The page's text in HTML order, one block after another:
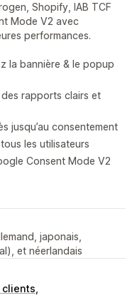
Shopify, IAB TCF
Mode V2 avec
performances.
la bannière & le popup
rapports clairs et
jusqu’au consentement
les utilisateurs
Consent Mode V2
japonais,
et néerlandais
clients